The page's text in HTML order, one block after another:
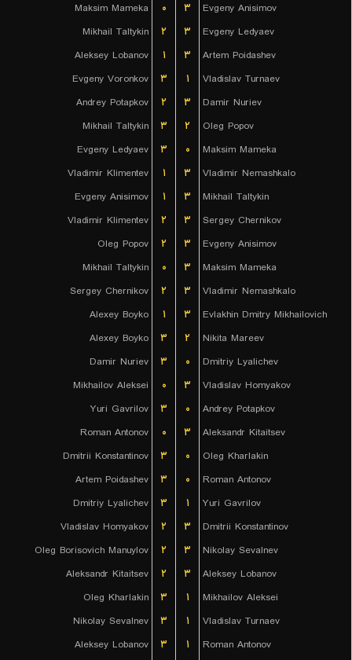
Maksim Mameka
۰ ۳
Evgeny Anisimov
Mikhail Taltykin
۲ ۳
Evgeny Ledyaev
Aleksey Lobanov
۱ ۳
Artem Poidashev
Evgeny Voronkov
۳ ۱
Vladislav Turnaev
Andrey Potapkov
۲ ۳
Damir Nuriev
Mikhail Taltykin
۳ ۲
Oleg Popov
Evgeny Ledyaev
۳ ۰
Maksim Mameka
Vladimir Klimentev
۱ ۳
Vladimir Nemashkalo
Evgeny Anisimov
۱ ۳
Mikhail Taltykin
Vladimir Klimentev
۲ ۳
Sergey Chernikov
Oleg Popov
۲ ۳
Evgeny Anisimov
Mikhail Taltykin
۰ ۳
Maksim Mameka
Sergey Chernikov
۲ ۳
Vladimir Nemashkalo
Alexey Boyko
۱ ۳
Evlakhin Dmitry Mikhailovich
Alexey Boyko
۳ ۲
Nikita Mareev
Damir Nuriev
۳ ۰
Dmitriy Lyalichev
Mikhailov Aleksei
۰ ۳
Vladislav Homyakov
Yuri Gavrilov
۳ ۰
Andrey Potapkov
Roman Antonov
۰ ۳
Aleksandr Kitaitsev
Dmitrii Konstantinov
۳ ۰
Oleg Kharlakin
Artem Poidashev
۳ ۰
Roman Antonov
Dmitriy Lyalichev
۳ ۱
Yuri Gavrilov
Vladislav Homyakov
۲ ۳
Dmitrii Konstantinov
Oleg Borisovich Manuylov
۲ ۳
Nikolay Sevalnev
Aleksandr Kitaitsev
۲ ۳
Aleksey Lobanov
Oleg Kharlakin
۳ ۱
Mikhailov Aleksei
Nikolay Sevalnev
۳ ۱
Vladislav Turnaev
Aleksey Lobanov
۳ ۱
Roman Antonov